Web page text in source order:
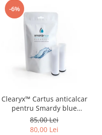
-6%
Clearyx™ Cartus anticalcar
pentru Smardy blue
miran™ xiva ™ noura™
zagora ™
85,00 Lei
80,00 Lei